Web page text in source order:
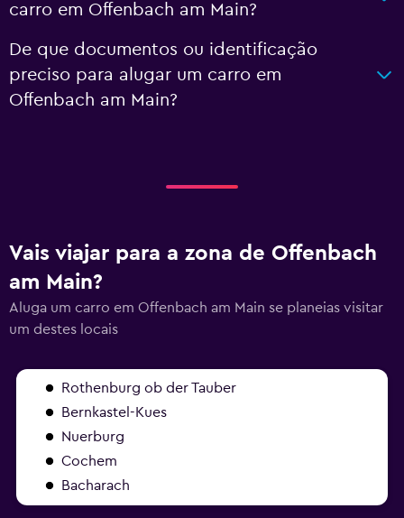
carro em Offenbach am Main?
De que documentos ou identificação
preciso para alugar um carro em
Offenbach am Main?
Vais viajar para a zona de Offenbach
am Main?
Aluga um carro em Offenbach am Main se planeias visitar
um destes locais
Rothenburg ob der Tauber
Bernkastel-Kues
Nuerburg
Cochem
Bacharach